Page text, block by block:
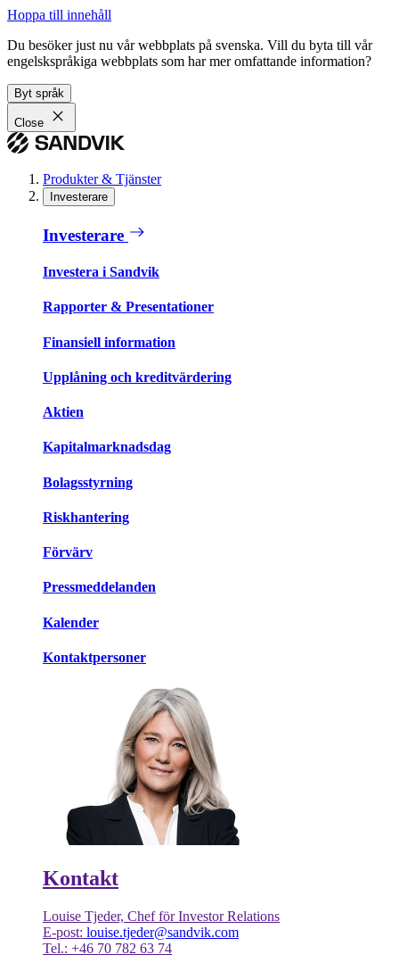
Hoppa till innehåll
Du besöker just nu vår webbplats på svenska. Vill du byta till vår
engelskspråkiga webbplats som har mer omfattande information?
Byt språk
Close
Produkter & Tjänster
Investerare
Investerare
Investera i Sandvik
Rapporter & Presentationer
Finansiell information
Upplåning och kreditvärdering
Aktien
Kapitalmarknadsdag
Bolagsstyrning
Riskhantering
Förvärv
Pressmeddelanden
Kalender
Kontaktpersoner
Kontakt
Louise Tjeder, Chef för Investor Relations
E-post: louise.tjeder@sandvik.com
Tel.: +46 70 782 63 74